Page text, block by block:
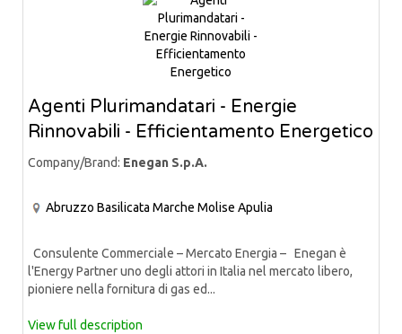
Agenti Plurimandatari - Energie
Rinnovabili - Efficientamento Energetico
Company/Brand: Enegan S.p.A.
Abruzzo Basilicata Marche Molise Apulia
Consulente Commerciale – Mercato Energia – Enegan è
l'Energy Partner uno degli attori in Italia nel mercato libero,
pioniere nella fornitura di gas ed...
View full description